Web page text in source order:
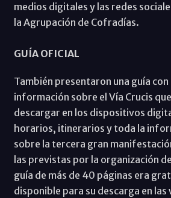
medios digitales y las redes
la Agrupación de Cofradías.
GUÍA OFICIAL
También presentaron una guía
información sobre el Vía Crucis
descargar en los dispositivos
horarios, itinerarios y toda la
sobre la tercera gran
las previstas por la organización
guía de más de 40 páginas era
disponible para su descarga en las